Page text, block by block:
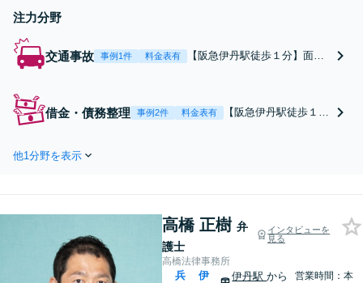
注力分野
交通事故 事例1件 料金表有
【阪急伊丹駅徒歩１分】面倒
時の注意点、保険会社から提
示された金額や過失割合が妥
借金・債務整理 事例2件 料金表有
【阪急伊丹駅徒歩１
用／過払金の請求な
起のチャンスです。
「返済で生活が苦し
い」と感じたら、早め
にお気軽にご相談くだ
他1分野を表示
高橋 正樹 弁
護士
インタビューを
見る
高橋法律事務所
兵
伊
伊丹駅から
営業時間：本